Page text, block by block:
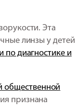
Эта
линзы у детей
диагностике и
признана